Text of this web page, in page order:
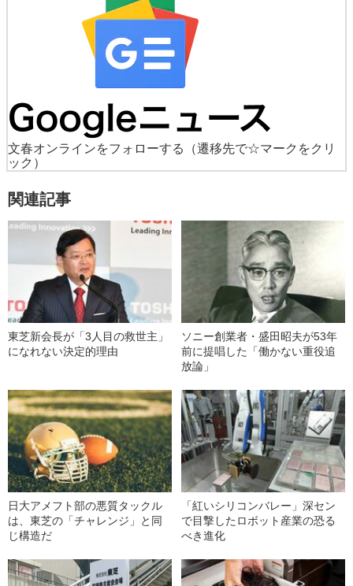
文春オンラインをフォローする
（遷移先で☆マークをクリ
ック）
関連記事
東芝新会長が「3人目の救世主」
になれない決定的理由
ソニー創業者・盛田昭夫が53年
前に提唱した「働かない重役追
放論」
日大アメフト部の悪質タックル
は、東芝の「チャレンジ」と同
じ構造だ
「紅いシリコンバレー」深セン
で目撃したロボット産業の恐る
べき進化